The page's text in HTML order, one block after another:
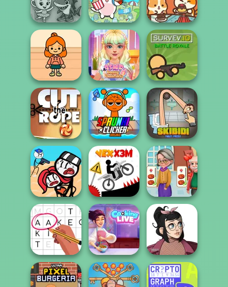
2.0
A Fairy Tale Kartoon Princess
Merge Brainrot Spot The Cat
Paws & Pals
Diner
TB Avataria Life
Girl
ASMR Beauty
Treatment
Survev.io
Cut the Rope
Super Sprunki
Clicker
Skibidi Toilet
Puzzle
Stickman
Jailbreak Story
Vex X3M
Cooking
Madness